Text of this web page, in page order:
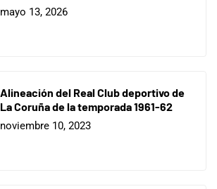
mayo 13, 2026
Alineación del Real Club deportivo de
La Coruña de la temporada 1961-62
noviembre 10, 2023